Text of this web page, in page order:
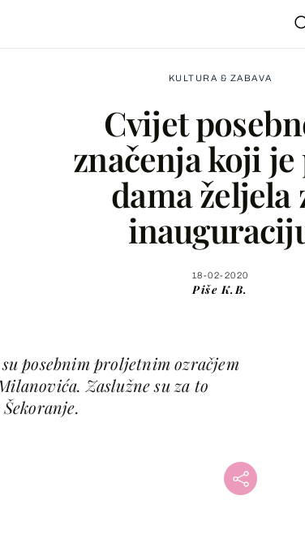
KULTURA & ZABAVA
Cvijet
značenja koji
dama željela
18-02-2020
Piše K.B.
posebnim proljetnim ozračjem
Zaslužne su za to